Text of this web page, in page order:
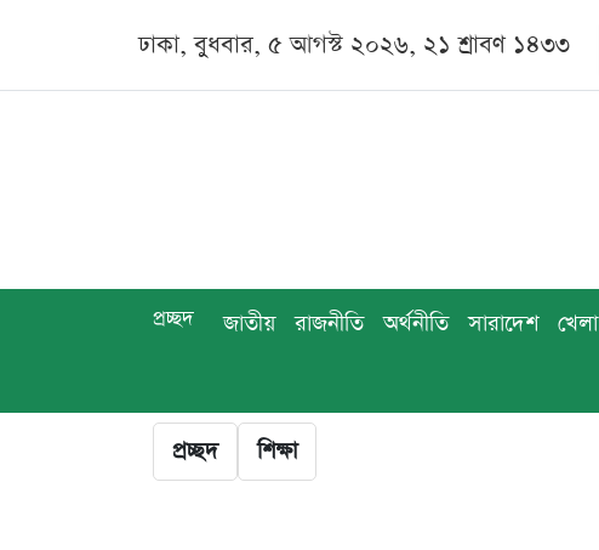
ঢাকা, বুধবার, ৫ আগস্ট ২০২৬, ২১ শ্রাবণ ১৪৩৩
প্রচ্ছদ জাতীয় রাজনীতি অর্থনীতি সারাদেশ খেলা
প্রচ্ছদ শিক্ষা